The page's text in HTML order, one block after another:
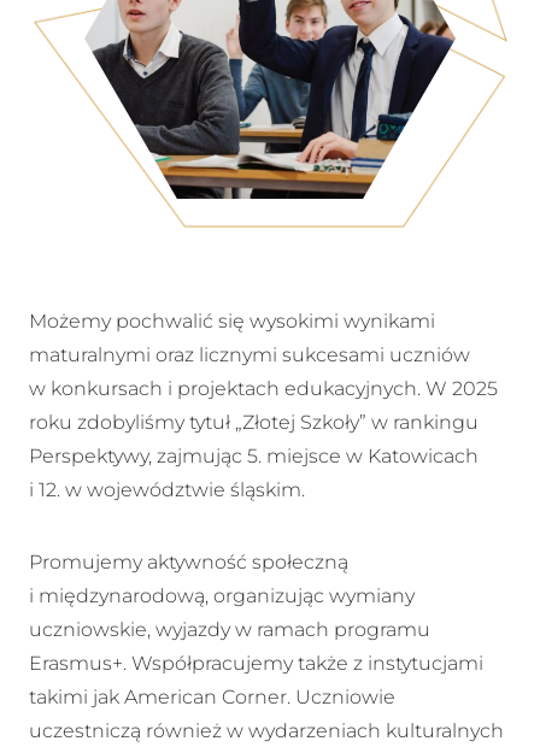
Możemy pochwalić się wysokimi wynikami
maturalnymi oraz licznymi sukcesami uczniów
w konkursach i projektach edukacyjnych. W 2025
roku zdobyliśmy tytuł „Złotej Szkoły” w rankingu
Perspektywy, zajmując 5. miejsce w Katowicach
i 12. w województwie śląskim.
Promujemy aktywność społeczną
i międzynarodową, organizując wymiany
uczniowskie, wyjazdy w ramach programu
Erasmus+. Współpracujemy także z instytucjami
takimi jak American Corner. Uczniowie
uczestniczą również w wydarzeniach kulturalnych